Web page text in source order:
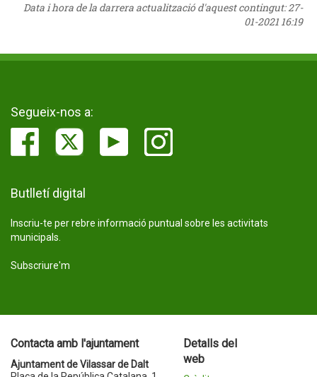
Data i hora de la darrera actualització d'aquest contingut:27-
01-2021 16:19
Segueix-nos a:
Butlletí digital
Inscriu-te per rebre informació puntual sobre les activitats
municipals.
Subscriure'm
Contacta amb l'ajuntament
Ajuntament de Vilassar de Dalt
Detalls del
web